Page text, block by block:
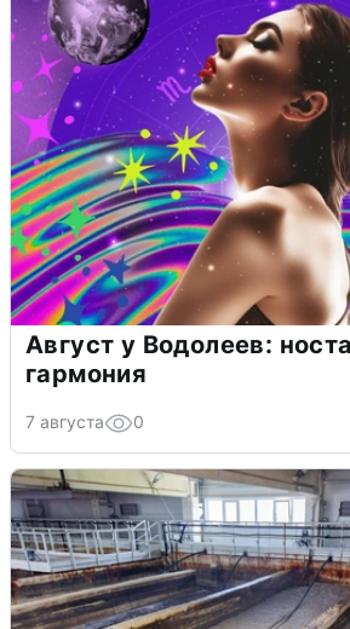
Август у Водолеев:
гармония
7 августа 0